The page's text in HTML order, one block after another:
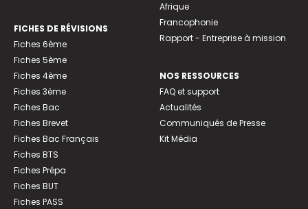
FICHES DE RÉVISIONS
Fiches 6ème
Fiches 5ème
Fiches 4ème
Fiches 3ème
Fiches Bac
Fiches Brevet
Fiches Bac Français
Fiches BTS
Fiches Prépa
Fiches BUT
Fiches PASS
Afrique
Francophonie
Rapport - Entreprise à mission
NOS RESSOURCES
FAQ et support
Actualités
Communiqués de Presse
Kit Média